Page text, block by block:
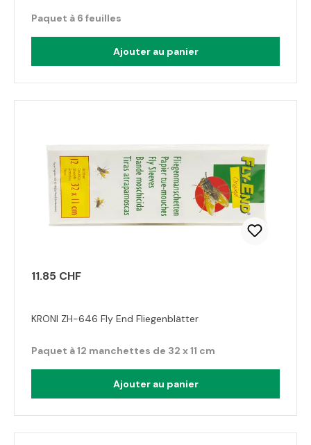
Paquet à 6 feuilles
Ajouter au panier
11.85 CHF
KRONI ZH-646 Fly End Fliegenblätter
Paquet à 12 manchettes de 32 x 11 cm
Ajouter au panier